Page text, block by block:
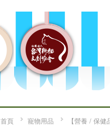
首頁 寵物用品 【營養 / 保健